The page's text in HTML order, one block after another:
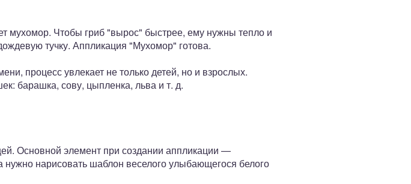
мухомор. Чтобы гриб "вырос" быстрее, ему нужны тепло и
тучку. Аппликация "Мухомор" готова.
процесс увлекает не только детей, но и взрослых.
барашка, сову, цыпленка, льва и т. д.
Основной элемент при создании аппликации —
нарисовать шаблон веселого улыбающегося белого